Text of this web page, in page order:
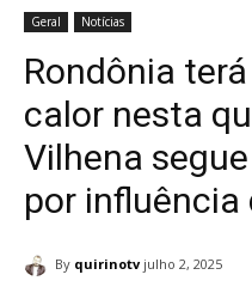
Geral Notícias
Rondônia
calor nesta
Vilhena
por
By quirinotv julho 2, 2025